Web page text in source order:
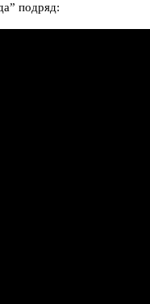
подряд: